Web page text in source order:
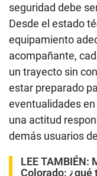
seguridad debe
Desde el estado
equipamiento
acompañante,
un trayecto sin
estar preparado
eventualidades
una actitud
demás usuarios
LEE TAMBIÉN:
Colorado: ¿qué